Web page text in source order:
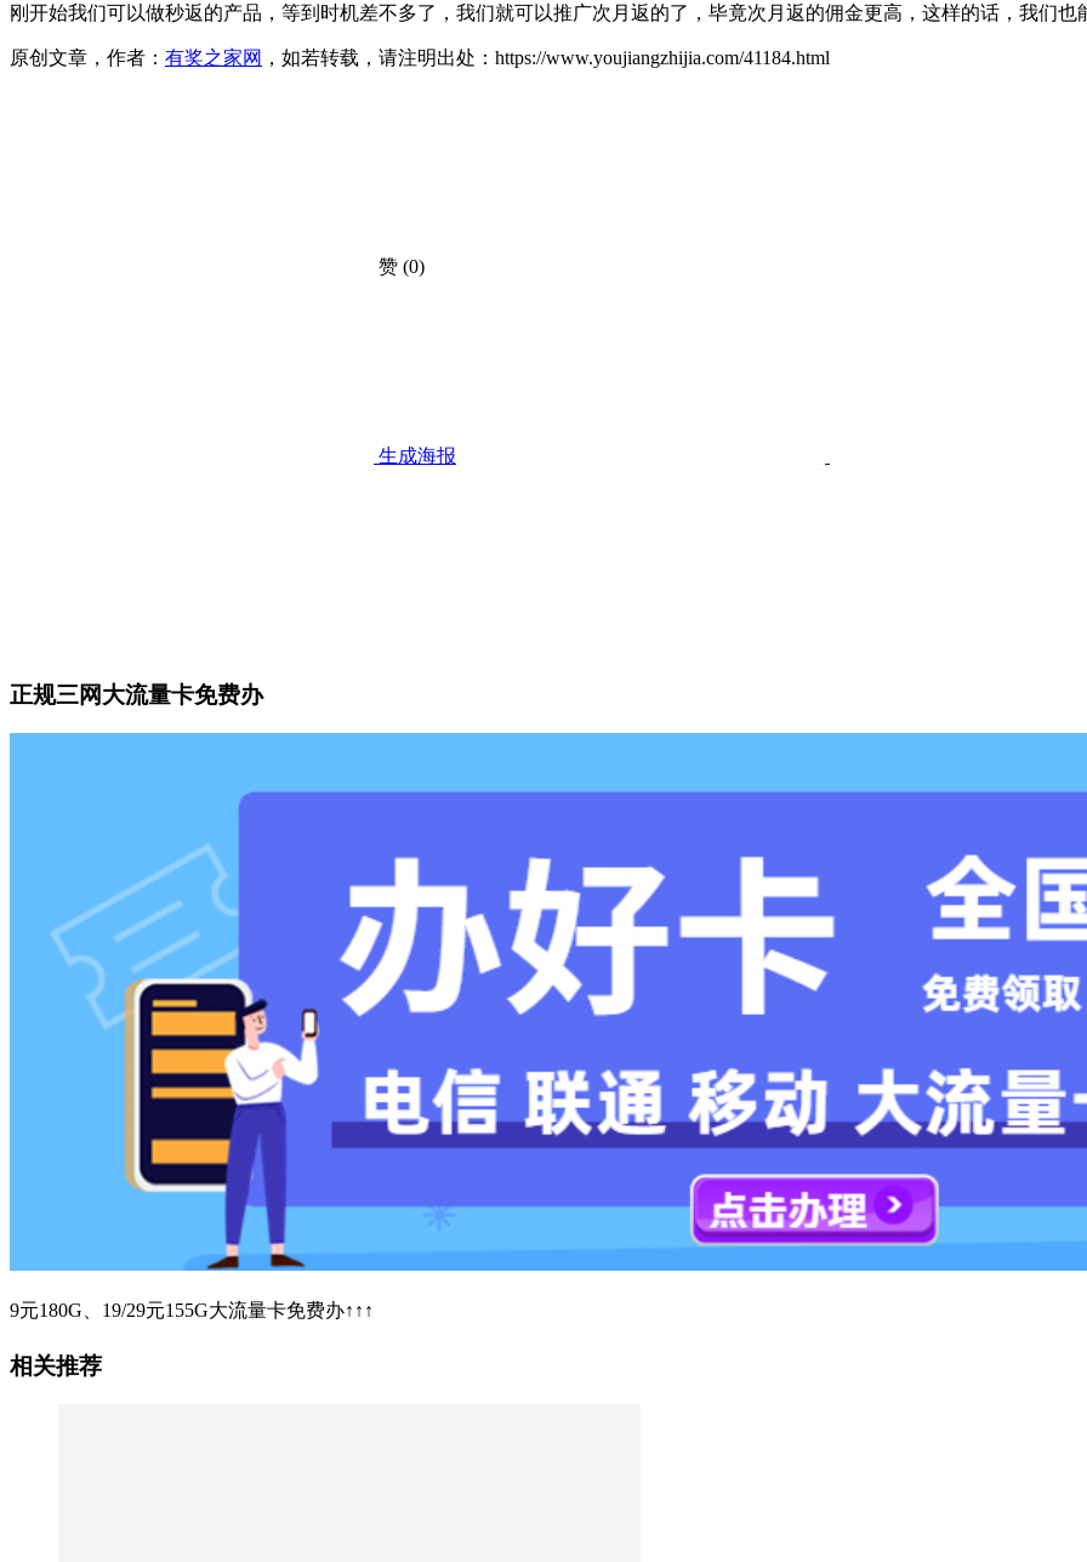
刚开始我们可以做秒返的产品，等到时机差不多了，我们就可以推广次月返的了，毕竟次月返的佣金更高，这样的话，我们也
原创文章，作者： 有奖之家网 ，如若转载，请注明出处：https://www.youjiangzhijia.com/41184.html
赞 (0)
生成海报
正规三网大流量卡免费办
9元180G、19/29元155G大流量卡免费办↑↑↑
相关推荐